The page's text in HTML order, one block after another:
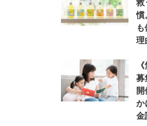
救
慣
も
理
募
か
金